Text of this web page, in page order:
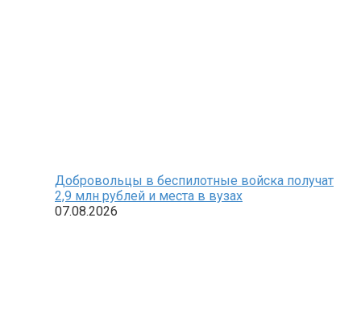
Добровольцы в беспилотные войска получат
2,9 млн рублей и места в вузах
07.08.2026